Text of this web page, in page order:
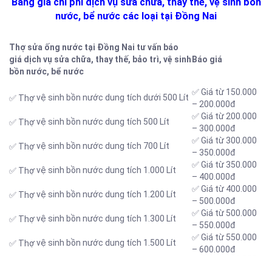
nước, bể nước các loại tại Đồng Nai
Thợ sửa ống nước tại Đồng Nai tư vấn báo
giá dịch vụ sửa chữa, thay thế, bảo trì, vệ sinh
bồn nước, bể nước
Báo giá
✅ Thợvệ sinh bồn nước dung tích dưới 500 Lít
✅ Giá từ 150.000
– 200.000đ
✅ Thợvệ sinh bồn nước dung tích 500 Lít
✅ Giá từ 200.000
– 300.000đ
✅ Thợvệ sinh bồn nước dung tích 700 Lít
✅ Giá từ 300.000
– 350.000đ
✅ Thợvệ sinh bồn nước dung tích 1.000 Lít
✅ Giá từ 350.000
– 400.000đ
✅ Thợvệ sinh bồn nước dung tích 1.200 Lít
✅ Giá từ 400.000
– 500.000đ
✅ Thợvệ sinh bồn nước dung tích 1.300 Lít
✅ Giá từ 500.000
– 550.000đ
✅ Thợvệ sinh bồn nước dung tích 1.500 Lít
✅ Giá từ 550.000
– 600.000đ